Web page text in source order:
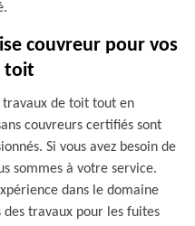
couvreur pour vos
toit
travaux de toit tout en
couvreurs certifiés sont
Si vous avez besoin de
sommes à votre service.
dans le domaine
des travaux pour les fuites